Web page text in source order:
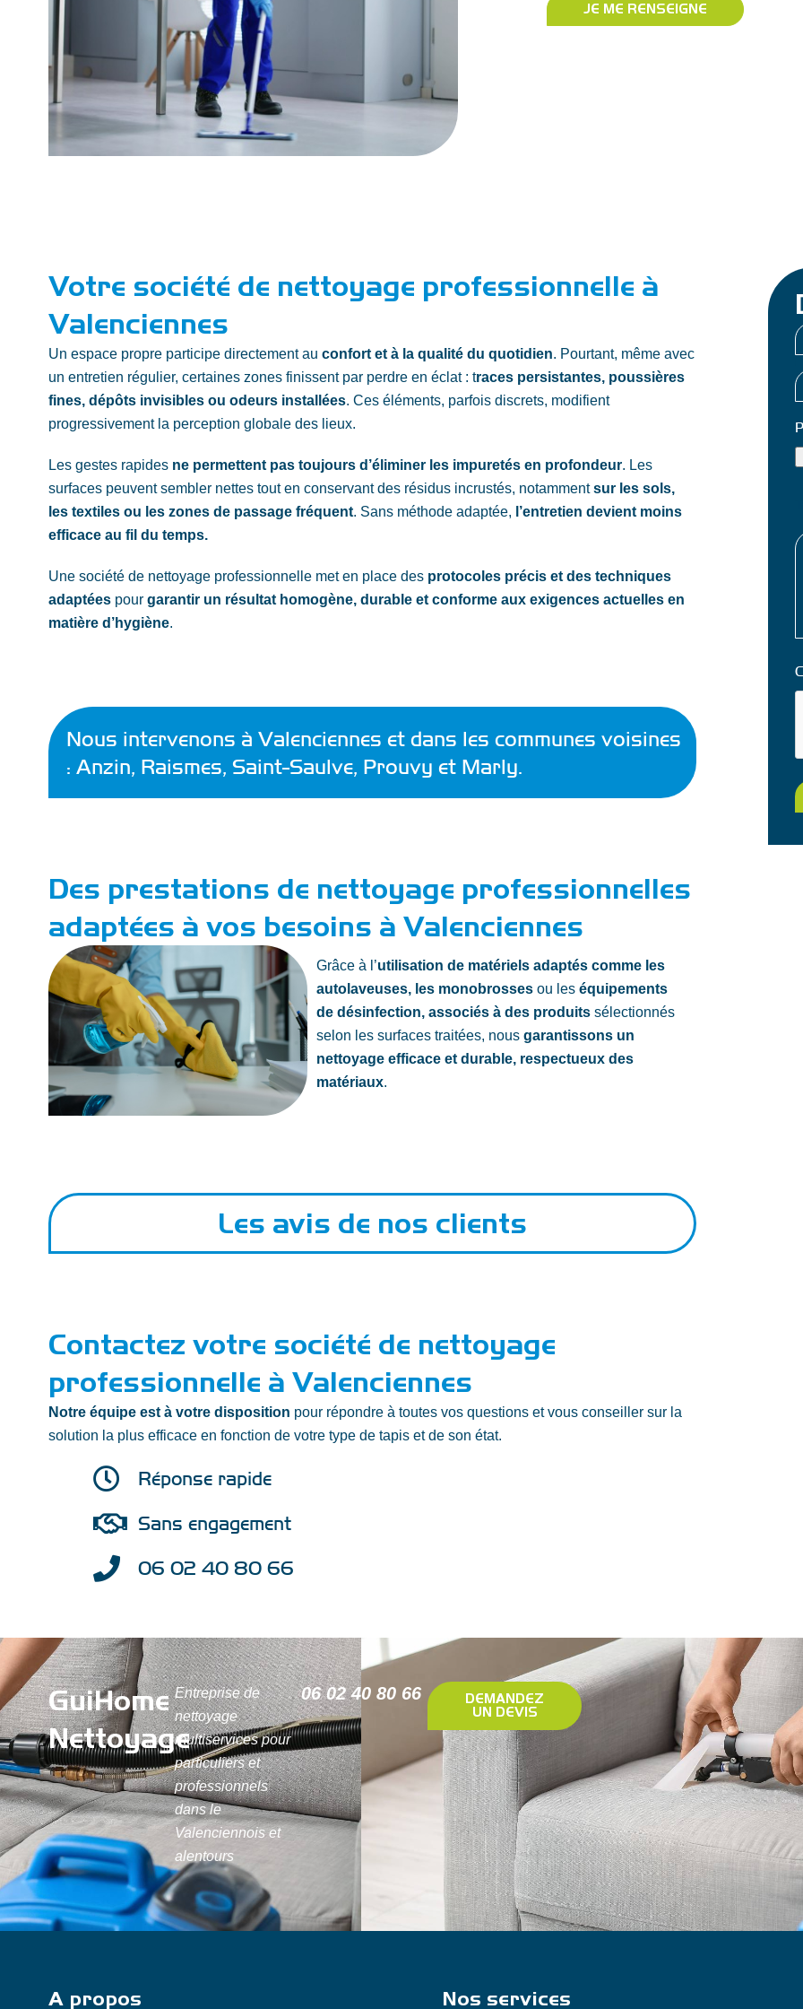
JE ME RENSEIGNE
Votre société de nettoyage professionnelle à
Valenciennes
Un espace propre participe directement au confort et à la qualité du quotidien. Pourtant, même avec
un entretien régulier, certaines zones finissent par perdre en éclat : traces persistantes, poussières
fines, dépôts invisibles ou odeurs installées. Ces éléments, parfois discrets, modifient
progressivement la perception globale des lieux.
Les gestes rapides ne permettent pas toujours d’éliminer les impuretés en profondeur. Les
surfaces peuvent sembler nettes tout en conservant des résidus incrustés, notammentsur les sols,
les textiles ou les zones de passage fréquent. Sans méthode adaptée, l’entretien devient moins
efficace au fil du temps.
Une société de nettoyage professionnelle met en place des protocoles précis et des techniques
adaptéespour garantir un résultat homogène, durable et conforme aux exigences actuelles en
matière d’hygiène.
Nous intervenons à Valenciennes et dans les communes voisines
: Anzin, Raismes, Saint-Saulve, Prouvy et Marly.
Des prestations de nettoyage professionnelles
adaptées à vos besoins à Valenciennes
Grâce à l’utilisation de matériels adaptés comme les
autolaveuses, les monobrosses ou leséquipements
de désinfection, associés à des produits sélectionnés
selon les surfaces traitées, nousgarantissons un
nettoyage efficace et durable, respectueux des
matériaux.
Les avis de nos clients
Contactez votre société de nettoyage
professionnelle à Valenciennes
Notre équipe est à votre disposition pour répondre à toutes vos questions et vous conseiller sur la
solution la plus efficace en fonction de votre type de tapis et de son état.
Réponse rapide
Sans engagement
06 02 40 80 66
GuiHome
Nettoyage
Entreprise de
nettoyage
multiservices pour
particuliers et
professionnels
dans le
Valenciennois et
alentours
06 02 40 80 66
DEMANDEZ
UN DEVIS
A propos Nos services